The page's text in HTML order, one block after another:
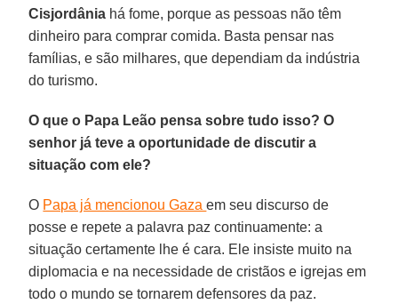
Cisjordânia há fome, porque as pessoas não têm
dinheiro para comprar comida. Basta pensar nas
famílias, e são milhares, que dependiam da indústria
do turismo.
O que o Papa Leão pensa sobre tudo isso? O
senhor já teve a oportunidade de discutir a
situação com ele?
O Papa já mencionou Gazaem seu discurso de
posse e repete a palavra paz continuamente: a
situação certamente lhe é cara. Ele insiste muito na
diplomacia e na necessidade de cristãos e igrejas em
todo o mundo se tornarem defensores da paz.